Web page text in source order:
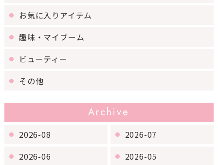
お気に入りアイテム
趣味・マイブーム
ビューティー
その他
Archive
2026-08
2026-07
2026-06
2026-05